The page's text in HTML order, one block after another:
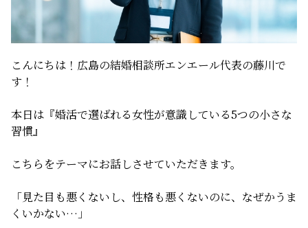
よくある質問
こんにちは！広島の結婚相談所エンエール代表の藤川で
す！
本日は『婚活で選ばれる女性が意識している5つの小さな
習慣』
こちらをテーマにお話しさせていただきます。
「見た目も悪くないし、性格も悪くないのに、なぜかうま
くいかない…」